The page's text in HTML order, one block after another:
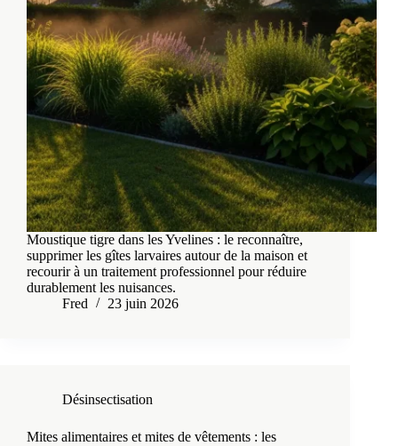
Moustique tigre dans les Yvelines : le reconnaître,
supprimer les gîtes larvaires autour de la maison et
recourir à un traitement professionnel pour réduire
durablement les nuisances.
Fred
23 juin 2026
Désinsectisation
Mites alimentaires et mites de vêtements : les